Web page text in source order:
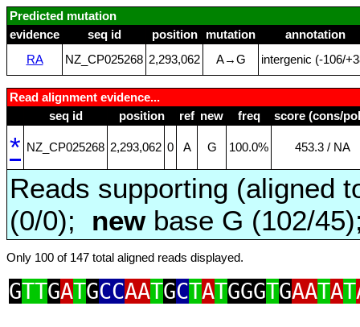
Predicted mutation
evidence
seq id position mutation
annotation
RA
NZ_CP025268 2,293,062 A→G intergenic (‑106/
Read alignment evidence...
seq id
position ref new freq score (cons/
* NZ_CP025268 2,293,062 0 A G 100.0% 453.3 / NA
Reads supporting (aligned
(0/0); newbase G (102/
Only 100 of 147 total aligned reads displayed.
GTTGATGCCAATGCTATGGGTGAATAT